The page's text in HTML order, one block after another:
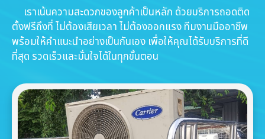
เราเน้นความสะดวกของลูกค้าเป็นหลัก ด้วยบริการถอดติด
ตั้งฟรีถึงที่ ไม่ต้องเสียเวลา ไม่ต้องออกแรง ทีมงานมืออาชีพ
พร้อมให้คำแนะนำอย่างเป็นกันเอง เพื่อให้คุณได้รับบริการที่ดี
ที่สุด รวดเร็วและมั่นใจได้ในทุกขั้นตอน